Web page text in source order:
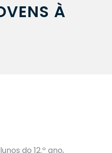
À
do 12.º ano,